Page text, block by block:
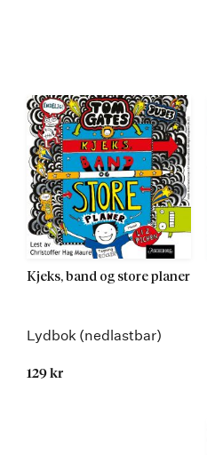
Kjeks, band og store planer
Lydbok (nedlastbar)
129 kr